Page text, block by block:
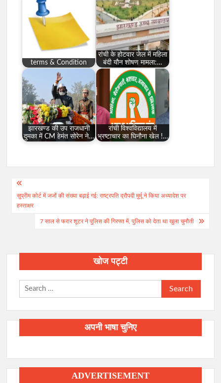
terms & Condition
रांची के होटवार जेल में महिला
बंदी यौन शोषण मामला:…
झारखण्ड की उप राजधानी
दुमका में CM हेमंत सोरेन ने…
रांची विश्वविद्यालय में
भ्रष्टाचार का घिनौना खेल !…
Post
navigation
सुप्रीम कोर्ट में जजों की संख्या बढ़ाई गई: राष्ट्रपति द्रौपदी मुर्मू ने किया अध्यादेश पर
हस्ताक्षर
7 साल से फरार शूटर ने पुलिस की गिरफ्त में, पुलिस को देता था खुला चुनौती
खोज पट्टी
Search
for:
अपनी भाषा चुनिए
ADVERTISEMENT